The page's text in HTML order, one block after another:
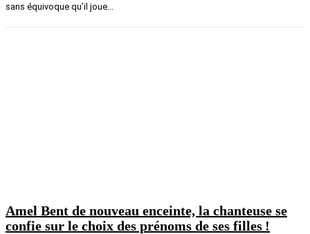
sans équivoque qu’il joue...
Amel Bent de nouveau enceinte, la chanteuse se
confie sur le choix des prénoms de ses filles !